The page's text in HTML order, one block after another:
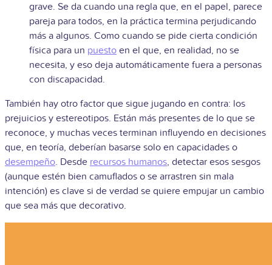
grave. Se da cuando una regla que, en el papel, parece
pareja para todos, en la práctica termina perjudicando
más a algunos. Como cuando se pide cierta condición
física para un puesto en el que, en realidad, no se
necesita, y eso deja automáticamente fuera a personas
con discapacidad.
También hay otro factor que sigue jugando en contra: los
prejuicios y estereotipos. Están más presentes de lo que se
reconoce, y muchas veces terminan influyendo en decisiones
que, en teoría, deberían basarse solo en capacidades o
desempeño. Desde recursos humanos, detectar esos sesgos
(aunque estén bien camuflados o se arrastren sin mala
intención) es clave si de verdad se quiere empujar un cambio
que sea más que decorativo.